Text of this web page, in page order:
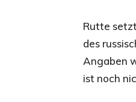
Rutte
des
Angaben
ist noch